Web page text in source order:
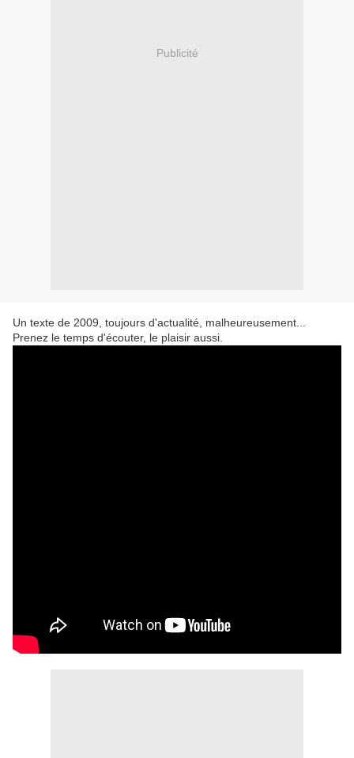
Publicité
Un texte de 2009, toujours d'actualité, malheureusement...
Prenez le temps d'écouter, le plaisir aussi.